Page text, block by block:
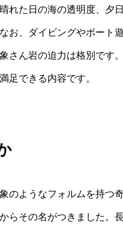
れた日の海の透明度、夕
お、ダイビングやボート
さん岩の迫力は格別です
足できる内容です。
のようなフォルムを持つ
らその名がつきました。